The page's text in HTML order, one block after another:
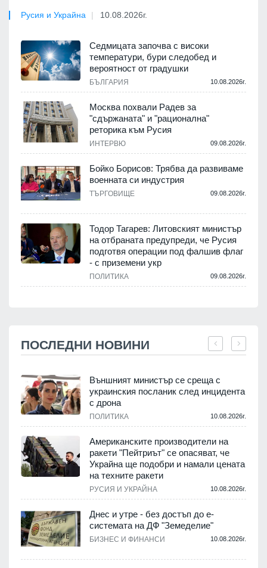
Русия и Украйна 10.08.2026г.
Седмицата започва с високи
температури, бури следобед и
вероятност от градушки
БЪЛГАРИЯ 10.08.2026г.
Москва похвали Радев за
"сдържаната" и "рационална"
реторика към Русия
ИНТЕРВЮ 09.08.2026г.
Бойко Борисов: Трябва да развиваме
военната си индустрия
ТЪРГОВИЩЕ 09.08.2026г.
Тодор Тагарев: Литовският министър
на отбраната предупреди, че Русия
подготвя операции под фалшив флаг
- с приземени укр
ПОЛИТИКА 09.08.2026г.
ПОСЛЕДНИ НОВИНИ
Външният министър се среща с
украинския посланик след инцидента
с дрона
ПОЛИТИКА 10.08.2026г.
Американските производители на
ракети "Пейтриът" се опасяват, че
Украйна ще подобри и намали цената
на техните ракети
РУСИЯ И УКРАЙНА 10.08.2026г.
Днес и утре - без достъп до е-
системата на ДФ "Земеделие"
БИЗНЕС И ФИНАНСИ 10.08.2026г.